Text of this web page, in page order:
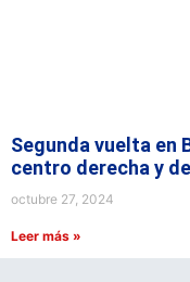
Segunda vuelta en
centro derecha y
octubre 27, 2024
Leer más »